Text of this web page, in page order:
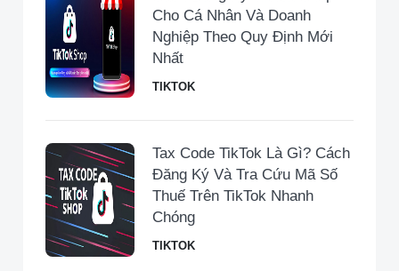
Cho Cá Nhân Và Doanh
Nghiệp Theo Quy Định Mới
Nhất
TIKTOK
Tax Code TikTok Là Gì? Cách
Đăng Ký Và Tra Cứu Mã Số
Thuế Trên TikTok Nhanh
Chóng
TIKTOK